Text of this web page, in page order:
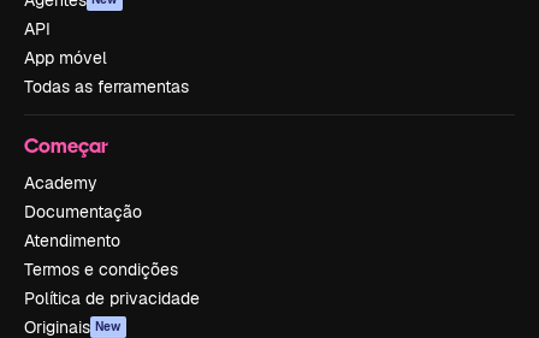
API
App móvel
Todas as ferramentas
Começar
Academy
Documentação
Atendimento
Termos e condições
Política de privacidade
Originais New